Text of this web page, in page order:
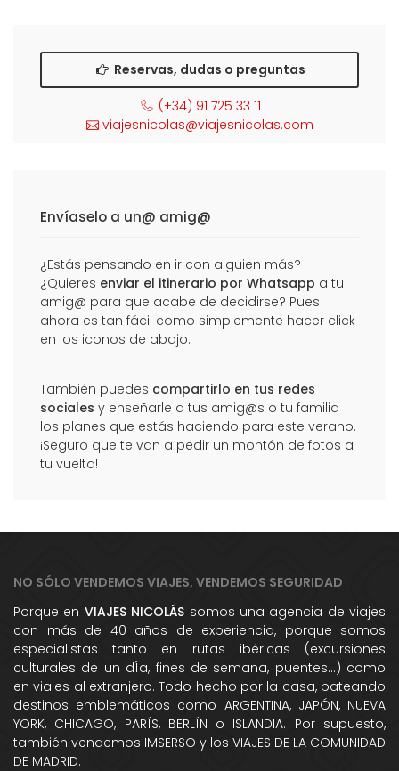
Reservas, dudas o preguntas
(+34) 91 725 33 11
viajesnicolas@viajesnicolas.com
Envíaselo a un@ amig@
¿Estás pensando en ir con alguien más?
¿Quieres enviar el itinerario por Whatsapp a tu
amig@ para que acabe de decidirse? Pues
ahora es tan fácil como simplemente hacer click
en los iconos de abajo.
También puedes compartirlo en tus redes
sociales y enseñarle a tus amig@s o tu familia
los planes que estás haciendo para este verano.
¡Seguro que te van a pedir un montón de fotos a
tu vuelta!
NO SÓLO VENDEMOS VIAJES, VENDEMOS SEGURIDAD
Porque en VIAJES NICOLÁS somos una agencia de viajes
con más de 40 años de experiencia, porque somos
especialistas tanto en rutas ibéricas (excursiones
culturales de un dÍa, fines de semana, puentes...) como
en viajes al extranjero. Todo hecho por la casa, pateando
destinos emblemáticos como ARGENTINA, JAPÓN, NUEVA
YORK, CHICAGO, PARÍS, BERLÍN o ISLANDIA. Por supuesto,
también vendemos IMSERSO y los VIAJES DE LA COMUNIDAD
DE MADRID.